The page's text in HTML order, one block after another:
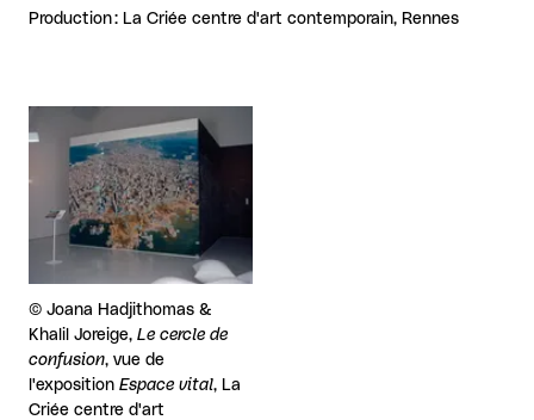
Production : La Criée centre d'art contemporain, Rennes
Droits réservés :
© Joana Hadjithomas &
Khalil Joreige, Le cercle de
confusion, vue de
l'exposition Espace vital, La
Criée centre d'art